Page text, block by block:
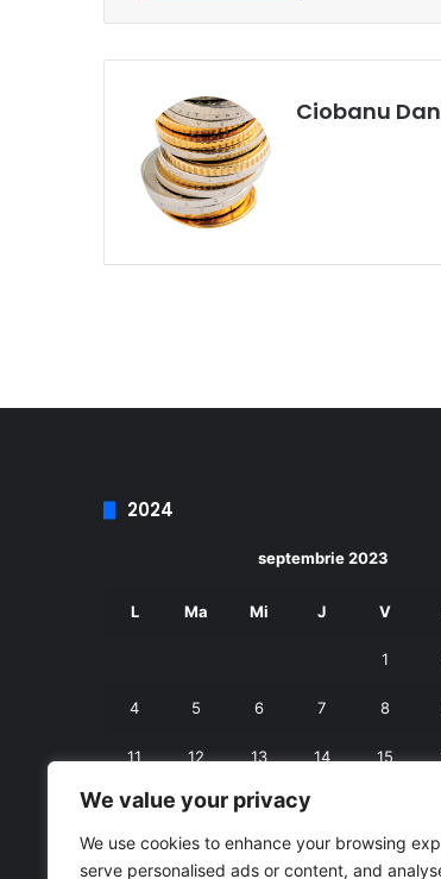
We value your privacy
We use cookies to enhance your browsing
serve personalised ads or content, and
Ciobanu
2024
septembrie 2023
L Ma Mi J V
1
4 5 6 7 8
11 12 13 14 15
18 19 20
25 26 27 28 29